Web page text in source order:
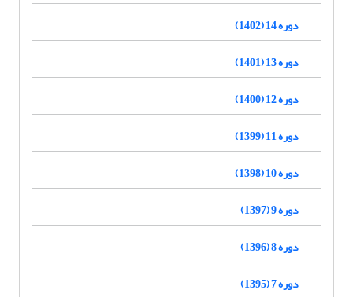
دوره 14 (1402)
دوره 13 (1401)
دوره 12 (1400)
دوره 11 (1399)
دوره 10 (1398)
دوره 9 (1397)
دوره 8 (1396)
دوره 7 (1395)